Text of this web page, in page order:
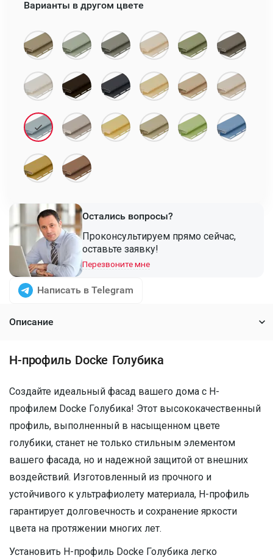
Варианты в другом цвете
Остались вопросы?
Проконсультируем прямо сейчас,
оставьте заявку!
Перезвоните мне
Написать в Telegram
Описание
H-профиль Docke Голубика
Создайте идеальный фасад вашего дома с H-
профилем Docke Голубика! Этот высококачественный
профиль, выполненный в насыщенном цвете
голубики, станет не только стильным элементом
вашего фасада, но и надежной защитой от внешних
воздействий. Изготовленный из прочного и
устойчивого к ультрафиолету материала, H-профиль
гарантирует долговечность и сохранение яркости
цвета на протяжении многих лет.
Установить H-профиль Docke Голубика легко